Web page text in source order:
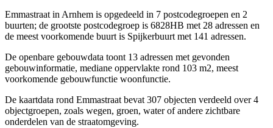
Emmastraat in Arnhem is opgedeeld in 7 postcodegroepen en 2
buurten; de grootste postcodegroep is 6828HB met 28 adressen en
de meest voorkomende buurt is Spijkerbuurt met 141 adressen.
De openbare gebouwdata toont 13 adressen met gevonden
gebouwinformatie, mediane oppervlakte rond 103 m2, meest
voorkomende gebouwfunctie woonfunctie.
De kaartdata rond Emmastraat bevat 307 objecten verdeeld over 4
objectgroepen, zoals wegen, groen, water of andere zichtbare
onderdelen van de straatomgeving.